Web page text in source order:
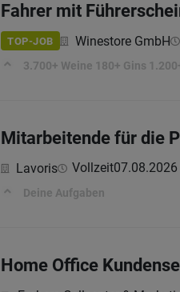
Fahrer mit
TOP-JOB Winestore GmbH
3.700+ Weine 180+ Gins
Mitarbeitende für die
Lavoris Vollzeit07.08.2026
Deine Aufgaben
Home Office